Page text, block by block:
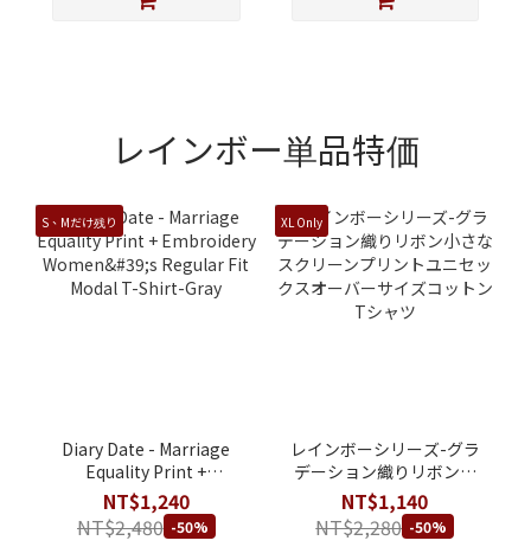
レインボー単品特価
S、Mだけ残り
Diary Date - Marriage
Equality Print +
Embroidery Women's
Regular Fit Modal T-
Shirt-Gray
NT$1,240
NT$2,480 -50%
XL Only
レインボーシリーズ-グラ
デーション織りリボン小
さなスクリーンプリント
ユニセックスオーバーサ
イズコットンTシャツ
NT$1,140
NT$2,280 -50%